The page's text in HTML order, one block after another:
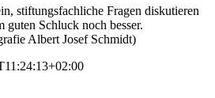
stiftungsfachliche Fragen diskutieren
guten Schluck noch besser.
Albert Josef Schmidt)